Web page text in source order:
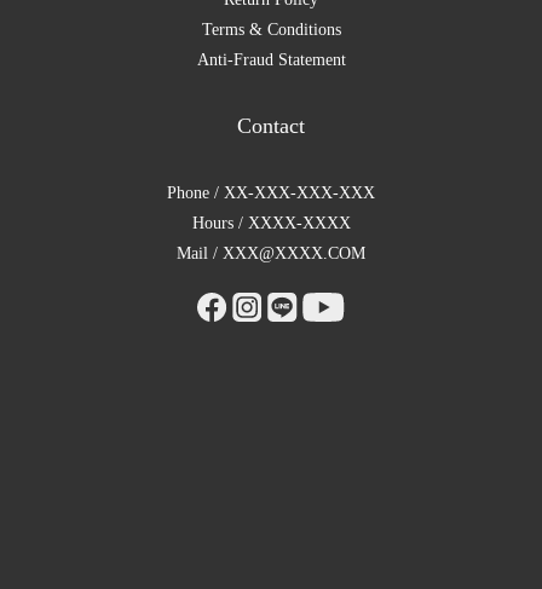
Terms & Conditions
Anti-Fraud Statement
Contact
Phone / XX-XXX-XXX-XXX
Hours / XXXX-XXXX
Mail / XXX@XXXX.COM